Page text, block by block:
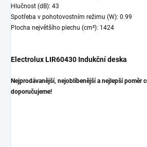
Hlučnost (dB): 43
Spotřeba v pohotovostním režimu (W): 0.99
Plocha největšího plechu (cm²): 1424
Electrolux LIR60430 Indukční deska
Nejprodávanější, nejoblíbenější a nejlepší poměr
doporučujeme!